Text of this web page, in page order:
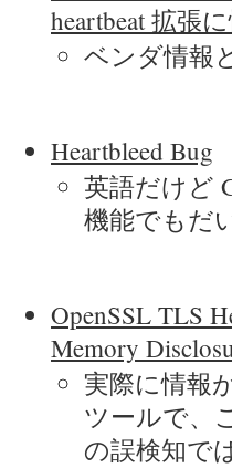
heartbeat 拡張
ベンダ情報
Heartbleed Bug
英語だけど
機能でもだ
OpenSSL TLS
Memory
実際に情報
ツールで、
の誤検知で